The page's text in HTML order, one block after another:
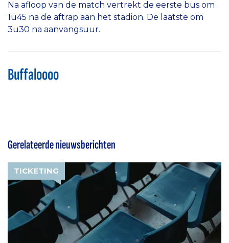
Na afloop van de match vertrekt de eerste bus om
1u45 na de aftrap aan het stadion. De laatste om
3u30 na aanvangsuur.
Buffaloooo
Gerelateerde nieuwsberichten
TICKETING